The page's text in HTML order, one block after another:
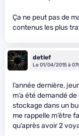
Ça ne peut pas de
contenus les plus
detlef
Le 01/04/2015 à
l’année dernière,
m’a été demandé
stockage dans un
me rappelle m’être
qu’après avoir 2